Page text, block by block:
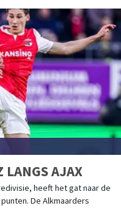
LANGS AJAX
heeft het gat naar de
De Alkmaarders